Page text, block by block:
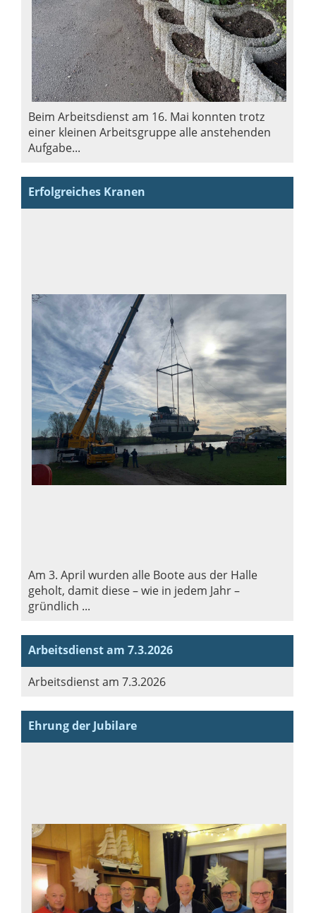
Beim Arbeitsdienst am 16. Mai konnten trotz
einer kleinen Arbeitsgruppe alle anstehenden
Aufgabe...
Erfolgreiches Kranen
Am 3. April wurden alle Boote aus der Halle
geholt, damit diese – wie in jedem Jahr –
gründlich ...
Arbeitsdienst am 7.3.2026
Arbeitsdienst am 7.3.2026
Ehrung der Jubilare